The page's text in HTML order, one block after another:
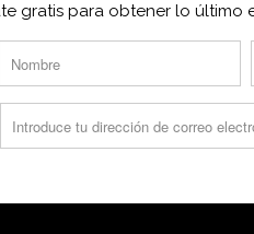
gratis para obtener lo último